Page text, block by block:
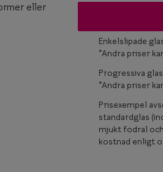
Enkelslipade
*Andra priser
Progressiva
*Andra priser
Prisexempel
standardglas
mjukt fodral
kostnad enligt
eller